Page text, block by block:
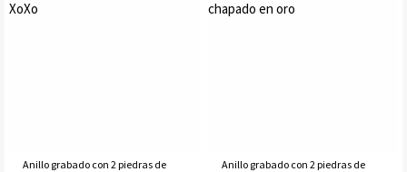
Anillo grabado con 2 piedras de
Anillo grabado con 2 piedras de